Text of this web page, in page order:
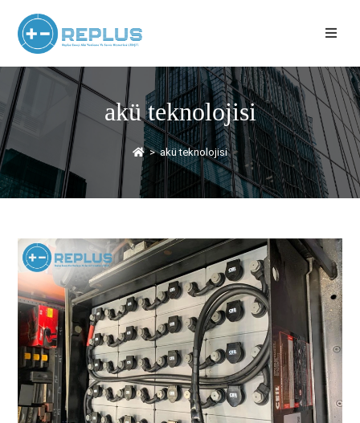
akü teknolojisi
> akü teknolojisi